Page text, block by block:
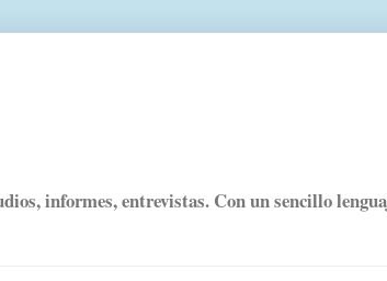
informes, entrevistas. Con un sencillo